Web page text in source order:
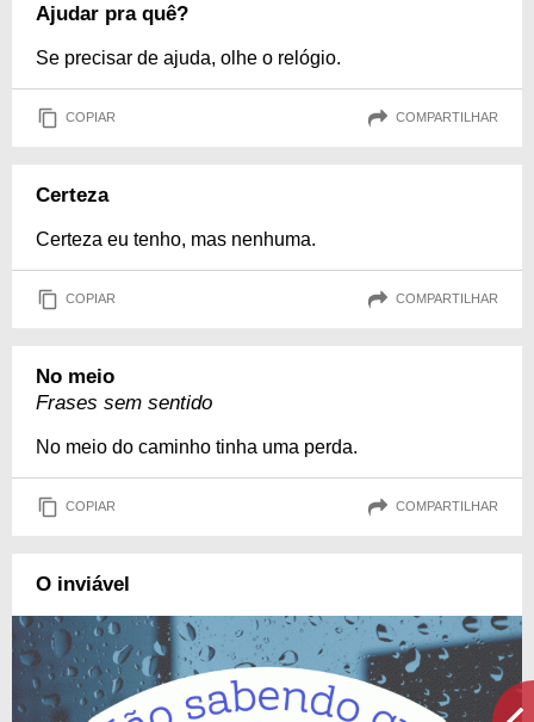
Ajudar pra quê?
Se precisar de ajuda, olhe o relógio.
COPIAR COMPARTILHAR
Certeza
Certeza eu tenho, mas nenhuma.
COPIAR COMPARTILHAR
No meio
Frases sem sentido
No meio do caminho tinha uma perda.
COPIAR COMPARTILHAR
O inviável